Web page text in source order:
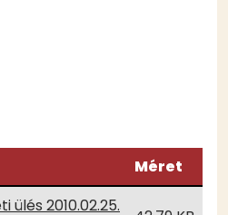
Méret
2010.02.25.